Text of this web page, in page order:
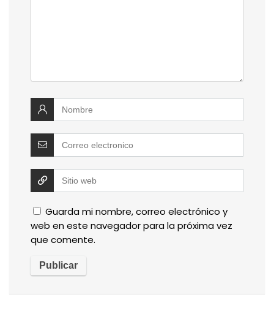
Guarda mi nombre, correo electrónico y
web en este navegador para la próxima vez
que comente.